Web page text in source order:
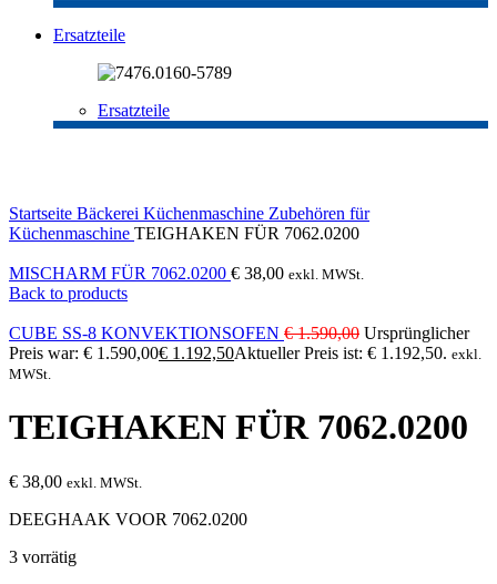
Ersatzteile
Ersatzteile
Startseite Bäckerei Küchenmaschine Zubehören für
Küchenmaschine TEIGHAKEN FÜR 7062.0200
MISCHARM FÜR 7062.0200 € 38,00 exkl. MWSt.
Back to products
CUBE SS-8 KONVEKTIONSOFEN €1.590,00 Ursprünglicher
Preis war: € 1.590,00€ 1.192,50Aktueller Preis ist: € 1.192,50. exkl.
MWSt.
TEIGHAKEN FÜR 7062.0200
€ 38,00 exkl. MWSt.
DEEGHAAK VOOR 7062.0200
3 vorrätig